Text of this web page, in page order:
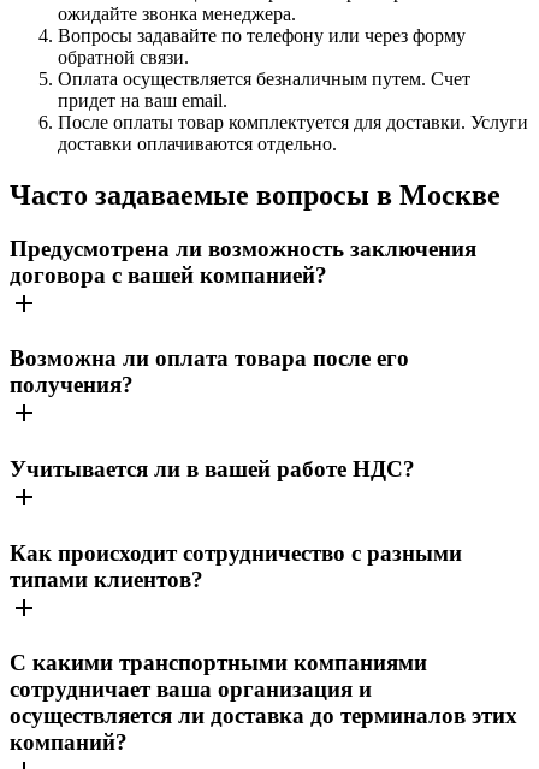
ожидайте звонка менеджера.
Вопросы задавайте по телефону или через форму
обратной связи.
Оплата осуществляется безналичным путем. Счет
придет на ваш email.
После оплаты товар комплектуется для доставки. Услуги
доставки оплачиваются отдельно.
Часто задаваемые вопросы в Москве
Предусмотрена ли возможность заключения
договора с вашей компанией?
Возможна ли оплата товара после его
получения?
Учитывается ли в вашей работе НДС?
Как происходит сотрудничество с разными
типами клиентов?
С какими транспортными компаниями
сотрудничает ваша организация и
осуществляется ли доставка до терминалов этих
компаний?